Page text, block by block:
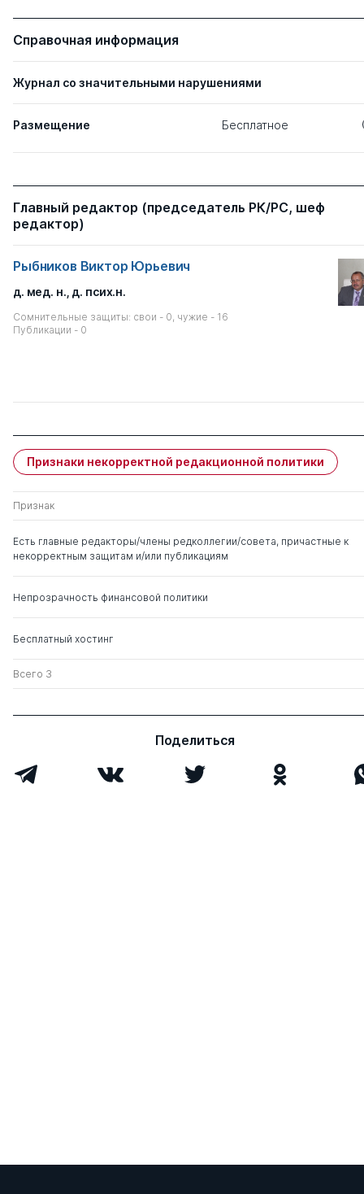
Справочная информация
Журнал со значительными нарушениями
Размещение Бесплатное
Главный редактор (председатель РК/РС, шеф
редактор)
Рыбников Виктор Юрьевич
д. мед. н. д. псих.н.
Сомнительные защиты: свои - 0, чужие - 16
Публикации - 0
Признаки некорректной редакционной политики
Признак
Есть главные редакторы/члены редколлегии/совета, причастные к
некорректным защитам и/или публикациям
Непрозрачность финансовой политики
Бесплатный хостинг
Всего 3
Поделиться